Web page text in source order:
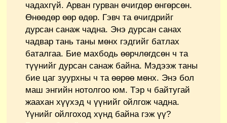
чадахгүй. Арван гурван өчигдөр өнгөрсөн.
Өнөөдөр өөр өдөр. Гэвч та өчигдрийг
дурсан санаж чадна. Энэ дурсан санах
чадвар тань таны мөнх гэдгийг батлах
баталгаа. Бие махбодь өөрчлөгдсөн ч та
түүнийг дурсан санаж байна. Мэдээж таны
бие цаг зуурхны ч та өөрөө мөнх. Энэ бол
маш энгийн нотолгоо юм. Тэр ч байтугай
жаахан хүүхэд ч үүнийг ойлгож чадна.
Үүнийг ойлгоход хүнд байна гэж үү?